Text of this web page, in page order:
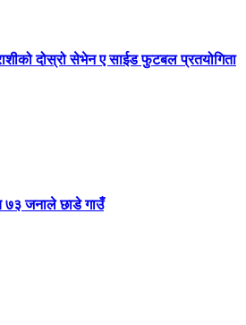
दोस्रो सेभेन ए साईड फुटबल प्रतयोगिता
७३ जनाले छाडे गाउँ